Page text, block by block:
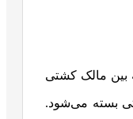
بین مالک کشتی
بسته می‌شود.